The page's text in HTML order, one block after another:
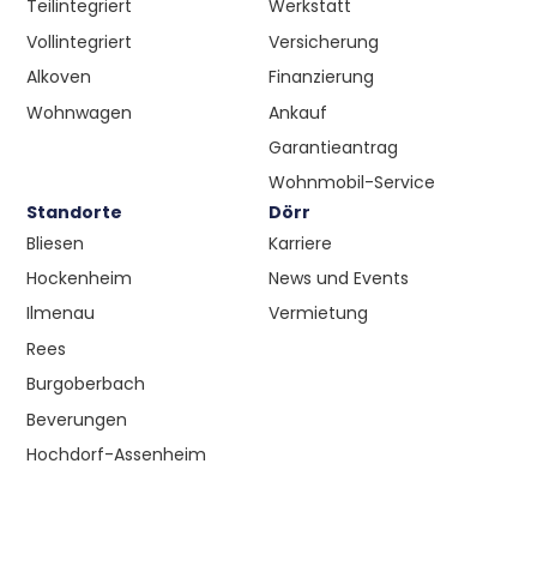
Teilintegriert
Vollintegriert
Alkoven
Wohnwagen
Werkstatt
Versicherung
Finanzierung
Ankauf
Garantieantrag
Wohnmobil-Service
Standorte
Bliesen
Hockenheim
Ilmenau
Rees
Burgoberbach
Beverungen
Hochdorf-Assenheim
Dörr
Karriere
News und Events
Vermietung